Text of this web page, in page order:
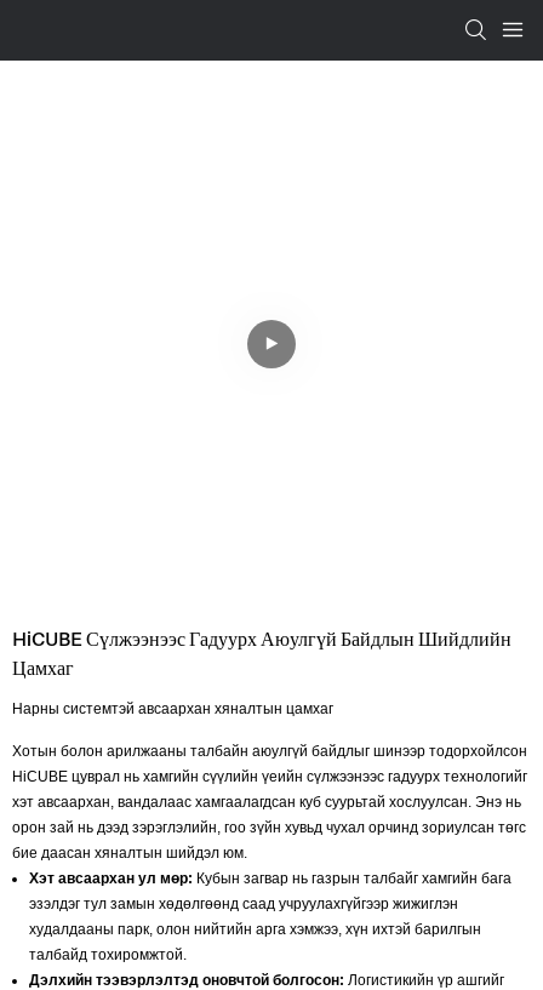
HiCUBE Сүлжээнээс Гадуурх Аюулгүй Байдлын Шийдлийн
Цамхаг
Нарны системтэй авсаархан хяналтын цамхаг
Хотын болон арилжааны талбайн аюулгүй байдлыг шинээр тодорхойлсон
HiCUBE цуврал нь хамгийн сүүлийн үеийн сүлжээнээс гадуурх технологийг
хэт авсаархан, вандалаас хамгаалагдсан куб суурьтай хослуулсан. Энэ нь
орон зай нь дээд зэрэглэлийн, гоо зүйн хувьд чухал орчинд зориулсан төгс
бие даасан хяналтын шийдэл юм.
Хэт авсаархан ул мөр: Кубын загвар нь газрын талбайг хамгийн бага
эзэлдэг тул замын хөдөлгөөнд саад учруулахгүйгээр жижиглэн
худалдааны парк, олон нийтийн арга хэмжээ, хүн ихтэй барилгын
талбайд тохиромжтой.
Дэлхийн тээвэрлэлтэд оновчтой болгосон: Логистикийн үр ашгийг